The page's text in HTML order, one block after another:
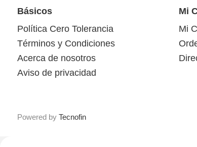
Básicos
Política Cero Tolerancia
Términos y Condiciones
Acerca de nosotros
Aviso de privacidad
Mi
Mi
Powered by Tecnofin